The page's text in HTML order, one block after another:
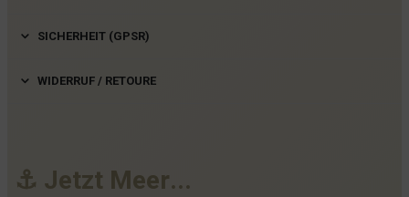
SICHERHEIT (GPSR)
WIDERRUF / RETOURE
⚓ Jetzt Meer...